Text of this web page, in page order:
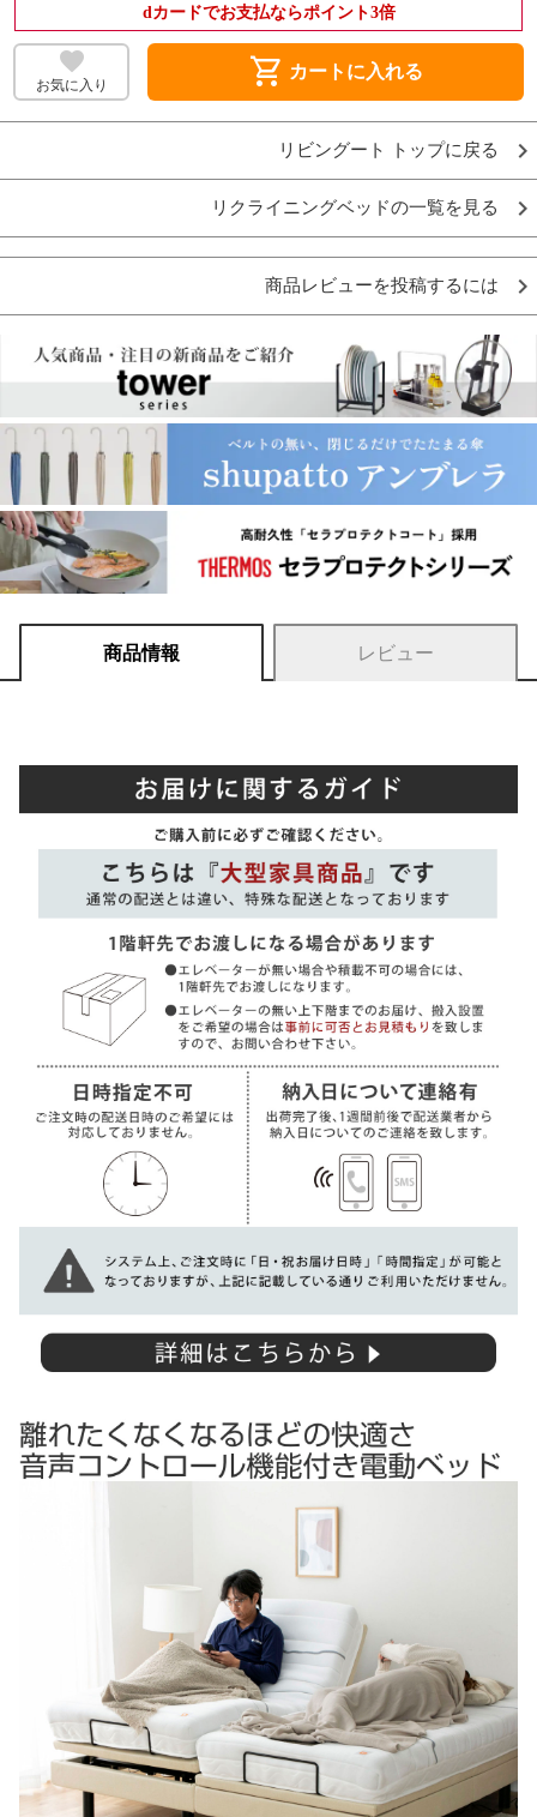
dカードでお支払ならポイント3倍
お気に入り shopping_cart カートに入れる
リビングート トップに戻る
リクライニングベッドの一覧を見る
商品レビューを投稿するには
商品情報 レビュー